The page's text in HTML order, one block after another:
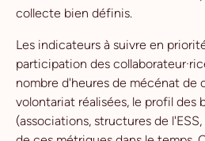
collecte bien définis.
Les indicateurs à suivre en
participation des
nombre d'heures de mécénat de
volontariat réalisées, le profil des
(associations, structures de